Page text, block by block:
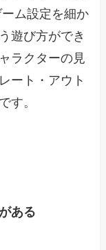
ム設定を細か
遊び方ができ
ラクターの見
ート・アウト
す。
ある